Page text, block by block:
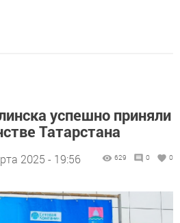
успешно приняли
Татарстана
2025 - 19:56 629 0 0